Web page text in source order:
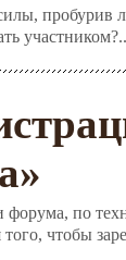
пробурив
форума, по
чтобы